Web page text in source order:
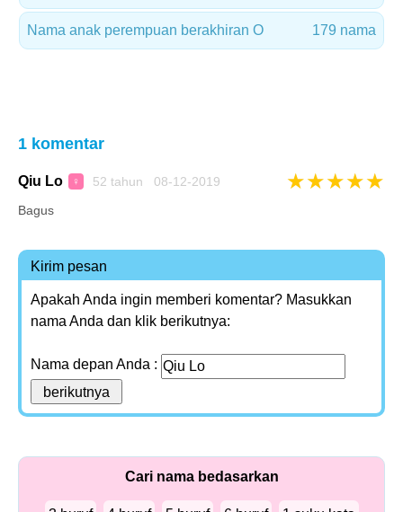
Nama anak perempuan berakhiran O 179 nama
1 komentar
Qiu Lo ♀ 52 tahun 08-12-2019 ★★★★★
Bagus
Kirim pesan
Apakah Anda ingin memberi komentar? Masukkan
nama Anda dan klik berikutnya:
Nama depan Anda :
Cari nama bedasarkan